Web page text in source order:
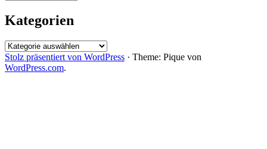
Kategorien
Kategorien
Stolz präsentiert von WordPress · Theme: Pique von
WordPress.com.